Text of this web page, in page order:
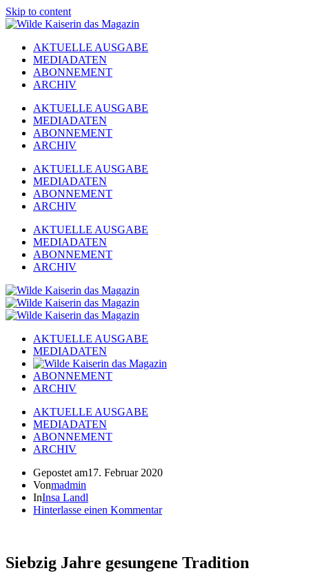
Skip to content
AKTUELLE AUSGABE
MEDIADATEN
ABONNEMENT
ARCHIV
AKTUELLE AUSGABE
MEDIADATEN
ABONNEMENT
ARCHIV
AKTUELLE AUSGABE
MEDIADATEN
ABONNEMENT
ARCHIV
AKTUELLE AUSGABE
MEDIADATEN
ABONNEMENT
ARCHIV
AKTUELLE AUSGABE
MEDIADATEN
ABONNEMENT
ARCHIV
AKTUELLE AUSGABE
MEDIADATEN
ABONNEMENT
ARCHIV
Gepostet am17. Februar 2020
Vonmadmin
InInsa Landl
Hinterlasse einen Kommentar
Siebzig Jahre gesungene Tradition